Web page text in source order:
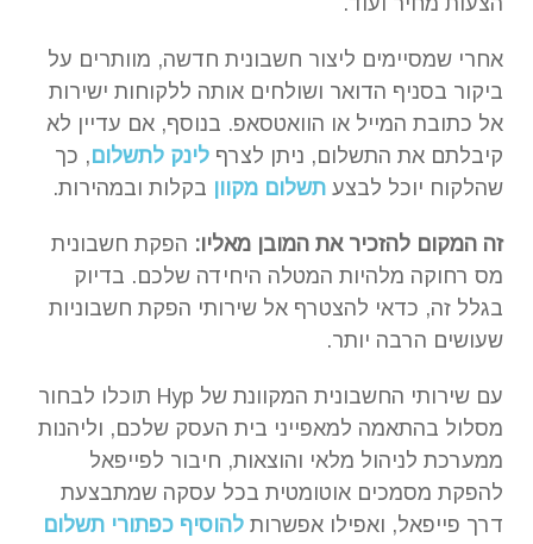
אחרי שמסיימים ליצור חשבונית חדשה, מוותרים על
ביקור בסניף הדואר ושולחים אותה ללקוחות ישירות
אל כתובת המייל או הוואטסאפ. בנוסף, אם עדיין לא
קיבלתם את התשלום, ניתן לצרף לינק לתשלום, כך
שהלקוח יוכל לבצע תשלום מקוון בקלות ובמהירות.
זה המקום להזכיר את המובן מאליו: הפקת חשבונית
מס רחוקה מלהיות המטלה היחידה שלכם. בדיוק
בגלל זה, כדאי להצטרף אל שירותי הפקת חשבוניות
שעושים הרבה יותר.
עם שירותי החשבונית המקוונת של Hyp תוכלו לבחור
מסלול בהתאמה למאפייני בית העסק שלכם, וליהנות
ממערכת לניהול מלאי והוצאות, חיבור לפייפאל
להפקת מסמכים אוטומטית בכל עסקה שמתבצעת
דרך פייפאל, ואפילו אפשרות להוסיף כפתורי תשלום